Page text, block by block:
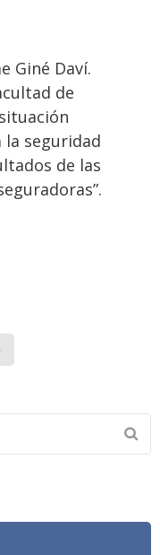
Giné Daví.
de
seguridad
de las